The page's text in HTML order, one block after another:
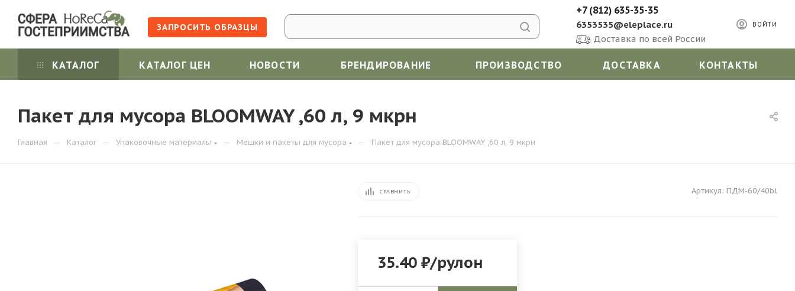
ЗАПРОСИТЬ ОБРАЗЦЫ
+7 (812) 635-35-35
6353535@eleplace.ru
Доставка по всей России
ВОЙТИ
КАТАЛОГ КАТАЛОГ ЦЕН НОВОСТИ БРЕНДИРОВАНИЕ ПРОИЗВОДСТВО ДОСТАВКА КОНТАКТЫ
Пакет для мусора BLOOMWAY ,60 л, 9 мкрн
Главная — Каталог — Упаковочные материалы — Мешки и пакеты для мусора — Пакет для мусора BLOOMWAY ,60 л, 9 мкрн
СРАВНИТЬ Артикул: ПДМ-60/40bl
35.40 ₽/рулон